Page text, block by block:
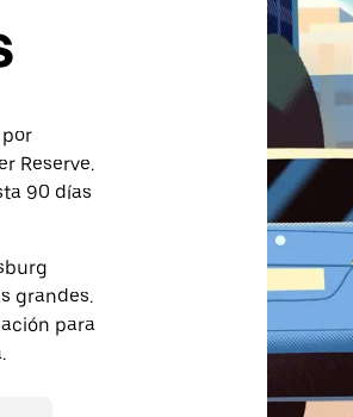
Reserve.
90 días
grandes.
para